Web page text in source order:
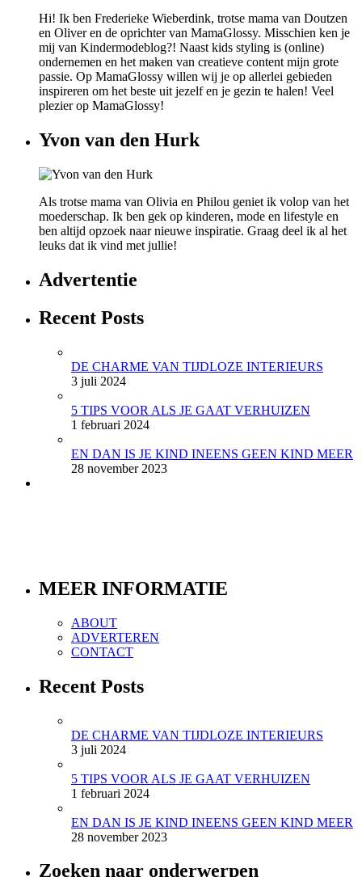
Hi! Ik ben Frederieke Wieberdink, trotse mama van Doutzen
en Oliver en de oprichter van MamaGlossy. Misschien ken je
mij van Kindermodeblog?! Naast kids styling is (online)
ondernemen en het maken van creatieve content mijn grote
passie. Op MamaGlossy willen wij je op allerlei gebieden
inspireren om het beste uit jezelf en je gezin te halen! Veel
plezier op MamaGlossy!
Yvon van den Hurk
Als trotse mama van Olivia en Philou geniet ik volop van het
moederschap. Ik ben gek op kinderen, mode en lifestyle en
ben altijd opzoek naar nieuwe inspiratie. Graag deel ik al het
leuks dat ik vind met jullie!
Advertentie
Recent Posts
DE CHARME VAN TIJDLOZE INTERIEURS
3 juli 2024
5 TIPS VOOR ALS JE GAAT VERHUIZEN
1 februari 2024
EN DAN IS JE KIND INEENS GEEN KIND MEER
28 november 2023
MEER INFORMATIE
ABOUT
ADVERTEREN
CONTACT
Recent Posts
DE CHARME VAN TIJDLOZE INTERIEURS
3 juli 2024
5 TIPS VOOR ALS JE GAAT VERHUIZEN
1 februari 2024
EN DAN IS JE KIND INEENS GEEN KIND MEER
28 november 2023
Zoeken naar onderwerpen